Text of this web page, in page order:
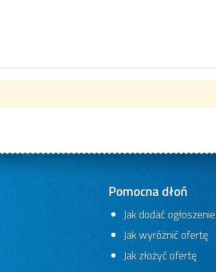
Pomocna dłoń
Jak dodać ogłoszenie
Jak wyróżnić ofertę
Jak złożyć ofertę